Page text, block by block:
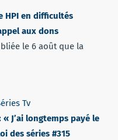
HPI en difficultés
aux dons
le 6 août que la
Tv
« J’ai longtemps payé le
des séries #315